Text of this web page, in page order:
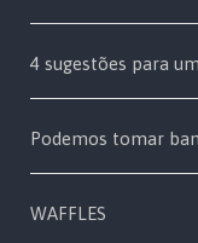
4 sugestões para
Podemos tomar
WAFFLES